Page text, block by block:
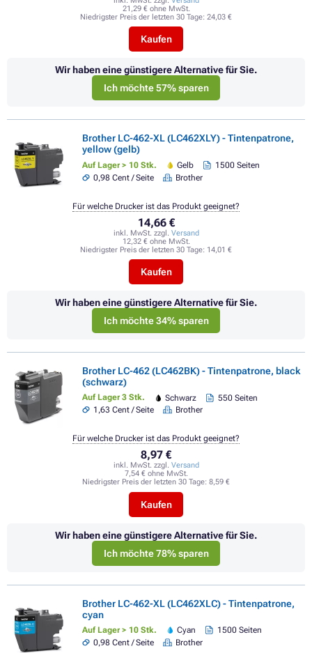
21,29 € ohne MwSt.
Niedrigster Preis der letzten 30 Tage: 24,03 €
Kaufen
Wir haben eine günstigere Alternative für Sie.
Ich möchte 57% sparen
Brother LC-462-XL (LC462XLY) - Tintenpatrone,
yellow (gelb)
Auf Lager > 10 Stk. Gelb
1500 Seiten
0,98 Cent / Seite
Brother
14,66 €
inkl. MwSt. zzgl. Versand
12,32 € ohne MwSt.
Niedrigster Preis der letzten 30 Tage: 14,01 €
Kaufen
Für welche Drucker ist das Produkt geeignet?
Wir haben eine günstigere Alternative für Sie.
Ich möchte 34% sparen
Brother LC-462 (LC462BK) - Tintenpatrone, black
(schwarz)
Auf Lager 3 Stk. Schwarz
550 Seiten
1,63 Cent / Seite
Brother
8,97 €
inkl. MwSt. zzgl. Versand
7,54 € ohne MwSt.
Niedrigster Preis der letzten 30 Tage: 8,59 €
Kaufen
Für welche Drucker ist das Produkt geeignet?
Wir haben eine günstigere Alternative für Sie.
Ich möchte 78% sparen
Brother LC-462-XL (LC462XLC) - Tintenpatrone,
cyan
Auf Lager > 10 Stk. Cyan
1500 Seiten
0,98 Cent / Seite
Brother